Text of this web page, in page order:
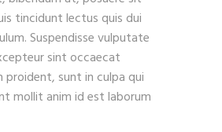
tincidunt lectus quis dui
Suspendisse vulputate
sint occaecat
sunt in culpa qui
mollit anim id est laborum